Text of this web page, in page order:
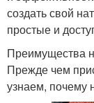
Цветы в
крем
создать свой
простые и
Преимущества
Прежде чем
узнаем, почему